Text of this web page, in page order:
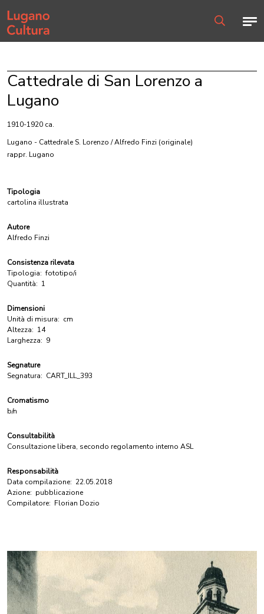
Home page
Cattedrale di San Lorenzo a
Lugano
1910-1920 ca.
Lugano - Cattedrale S. Lorenzo / Alfredo Finzi (originale)
rappr. Lugano
Tipologia
cartolina illustrata
Autore
Alfredo Finzi
Consistenza rilevata
Tipologia: fototipo/i
Quantità: 1
Dimensioni
Unità di misura: cm
Altezza: 14
Larghezza: 9
Segnature
Segnatura: CART_ILL_393
Cromatismo
b/n
Consultabilità
Consultazione libera, secondo regolamento interno ASL
Responsabilità
Data compilazione: 22.05.2018
Azione: pubblicazione
Compilatore: Florian Dozio